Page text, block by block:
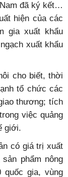
đã ký kết…
hiện của các
gia xuất khẩu
xuất khẩu
cho biết, thời
tổ chức các
thương; tích
việc quảng
giới.
có giá trị xuất
phẩm nông
quốc gia, vùng